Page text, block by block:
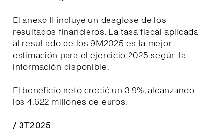
El anexo II incluye un desglose de los
resultados financieros. La tasa fiscal aplicada
al resultado de los 9M2025 es la mejor
estimación para el ejercicio 2025 según la
información disponible.
El beneficio neto creció un 3,9%, alcanzando
los 4.622 millones de euros.
/ 3T2025